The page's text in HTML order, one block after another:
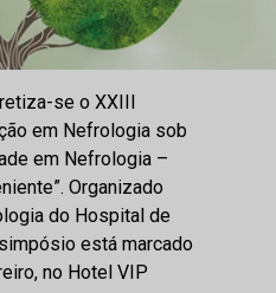
se o XXIII
em Nefrologia sob
em Nefrologia –
Organizado
do Hospital de
está marcado
no Hotel VIP